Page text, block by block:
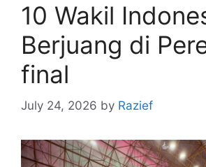
10 Wakil
Berjuang di
final
July 24, 2026 by Razief